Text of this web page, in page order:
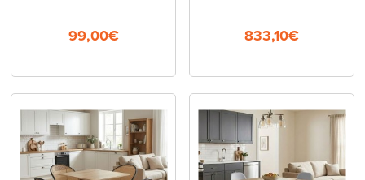
99,00€ 833,10€